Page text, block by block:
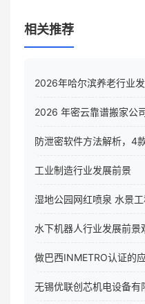
相关推荐
2026年哈尔滨养老行业
2026 年密云靠谱搬家公
防泄密软件方法解析，4
工业制造行业发展前景
湿地公园网红喷泉 水景
水下机器人行业发展前景
做巴西INMETRO认证的
无锡优联创芯机电设备